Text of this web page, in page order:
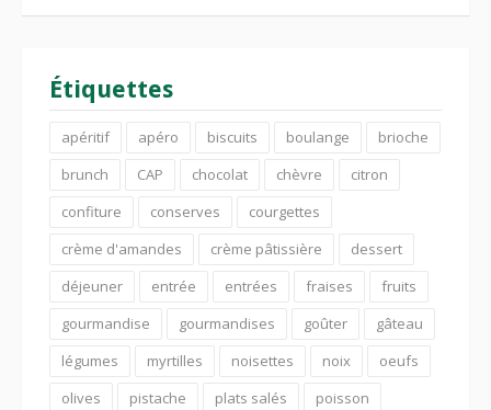
Étiquettes
apéritif apéro biscuits boulange
brioche
brunch
CAP chocolat chèvre
citron
confiture
conserves
courgettes
crème d'amandes
crème pâtissière
dessert
déjeuner
entrée entrées fraises
fruits
gourmandise
gourmandises goûter
gâteau
légumes
myrtilles noisettes noix
oeufs
olives
pistache plats salés
poisson